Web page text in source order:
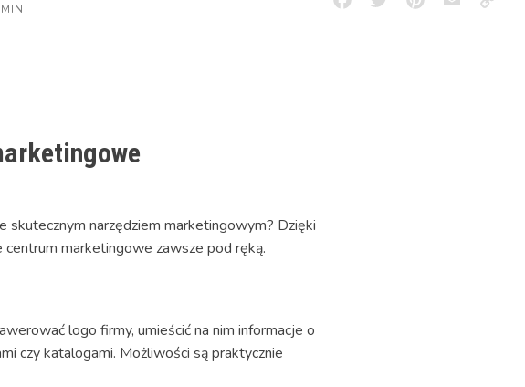
FacebookTwitterPinterestEmailCopy
narzędziem marketingowym? Dzięki
centrum marketingowe zawsze pod ręką.
logo firmy, umieścić na nim informacje o
czy katalogami. Możliwości są praktycznie